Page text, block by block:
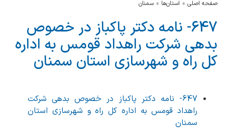
صفحه اصلی استان‌ها سمنان
647- نامه دکتر پاکباز در خصوص
بدهی شرکت راهداد قومس به اداره
کل راه و شهرسازی استان سمنان
647- نامه دکتر پاکباز در خصوص بدهی شرکت
راهداد قومس به اداره کل راه و شهرسازی استان
سمنان